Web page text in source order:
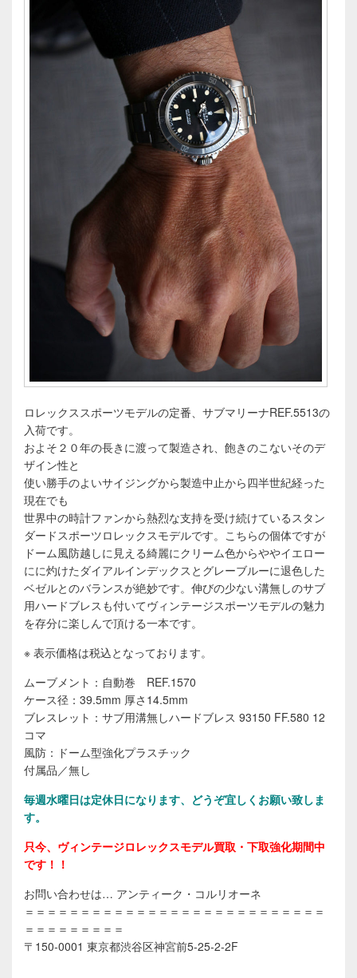
ロレックススポーツモデルの定番、サブマリーナREF.5513の
入荷です。
およそ２０年の長きに渡って製造され、飽きのこないそのデ
ザイン性と
使い勝手のよいサイジングから製造中止から四半世紀経った
現在でも
世界中の時計ファンから熱烈な支持を受け続けているスタン
ダードスポーツロレックスモデルです。こちらの個体ですが
ドーム風防越しに見える綺麗にクリーム色からややイエロー
にに灼けたダイアルインデックスとグレーブルーに退色した
ベゼルとのバランスが絶妙です。伸びの少ない溝無しのサブ
用ハードブレスも付いてヴィンテージスポーツモデルの魅力
を存分に楽しんで頂ける一本です。
※ 表示価格は税込となっております。
ムーブメント：自動巻 REF.1570
ケース径：39.5mm 厚さ14.5mm
ブレスレット：サブ用溝無しハードブレス 93150 FF.580 12
コマ
風防：ドーム型強化プラスチック
付属品／無し
毎週水曜日は定休日になります、どうぞ宜しくお願い致しま
す。
只今、ヴィンテージロレックスモデル買取・下取強化期間中
です！！
お問い合わせは… アンティーク・コルリオーネ
＝＝＝＝＝＝＝＝＝＝＝＝＝＝＝＝＝＝＝＝＝＝＝＝＝＝＝
＝＝＝＝＝＝＝＝＝
〒150-0001 東京都渋谷区神宮前5-25-2-2F